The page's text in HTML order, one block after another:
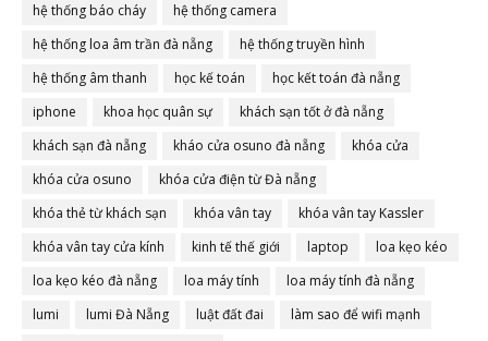
hệ thống báo cháy
hệ thống camera
hệ thống loa âm trần đà nẵng
hệ thống truyền hình
hệ thống âm thanh
học kế toán
học kết toán đà nẵng
iphone
khoa học quân sự
khách sạn tốt ở đà nẵng
khách sạn đà nẵng
kháo cửa osuno đà nẵng
khóa cửa
khóa cửa osuno
khóa cửa điện từ Đà nẵng
khóa thẻ từ khách sạn
khóa vân tay
khóa vân tay Kassler
khóa vân tay cửa kính
kinh tế thế giới laptop
loa kẹo kéo
loa kẹo kéo đà nẵng
loa máy tính
loa máy tính đà nẵng
lumi
lumi Đà Nẵng luật đất đai
làm sao để wifi mạnh